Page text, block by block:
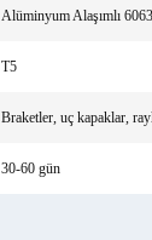
Alüminyum Alaşımlı 6063
T5
Braketler, uç kapaklar,
30-60 gün